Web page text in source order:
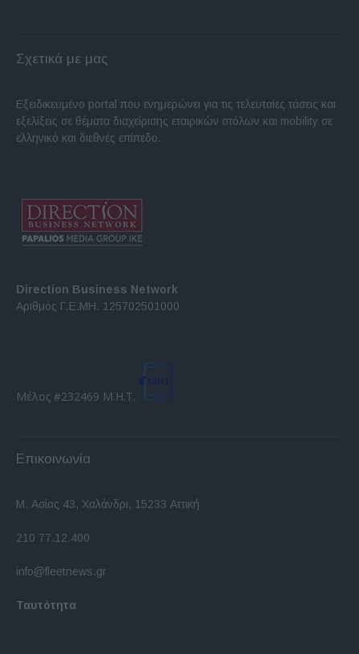
Σχετικά με μας
Εξειδικευμένο portal που ενημερώνει για τις τελευταίες τάσεις και
εξελίξεις σε θέματα διαχείρισης εταιρικών στόλων και mobility σε
ελληνικό και διεθνές επίπεδο.
Direction Business Network
Αριθμός Γ.Ε.ΜΗ. 125702501000
Μέλος #232469 Μ.Η.Τ.
Επικοινωνία
Μ. Ασίας 43, Χαλάνδρι, 15233 Αττική
210 77.12.400
info@fleetnews.gr
Ταυτότητα